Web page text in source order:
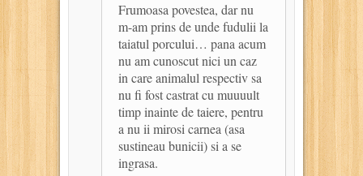
Frumoasa povestea, dar nu
m-am prins de unde fudulii la
taiatul porcului… pana acum
nu am cunoscut nici un caz
in care animalul respectiv sa
nu fi fost castrat cu muuuult
timp inainte de taiere, pentru
a nu ii mirosi carnea (asa
sustineau bunicii) si a se
ingrasa.